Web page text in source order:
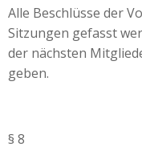
Alle Beschlüsse der
Sitzungen gefasst
der nächsten
geben.
§ 8